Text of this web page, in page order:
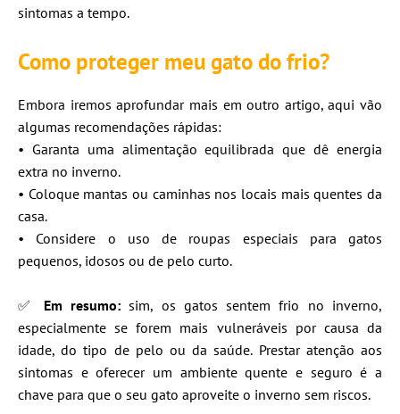
sintomas a tempo.
Como proteger meu gato do frio?
Embora iremos aprofundar mais em outro artigo, aqui vão
algumas recomendações rápidas:
• Garanta uma alimentação equilibrada que dê energia
extra no inverno.
• Coloque mantas ou caminhas nos locais mais quentes da
casa.
• Considere o uso de roupas especiais para gatos
pequenos, idosos ou de pelo curto.
✅ Em resumo:sim, os gatos sentem frio no inverno,
especialmente se forem mais vulneráveis por causa da
idade, do tipo de pelo ou da saúde. Prestar atenção aos
sintomas e oferecer um ambiente quente e seguro é a
chave para que o seu gato aproveite o inverno sem riscos.